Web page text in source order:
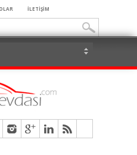
İLETİŞİM